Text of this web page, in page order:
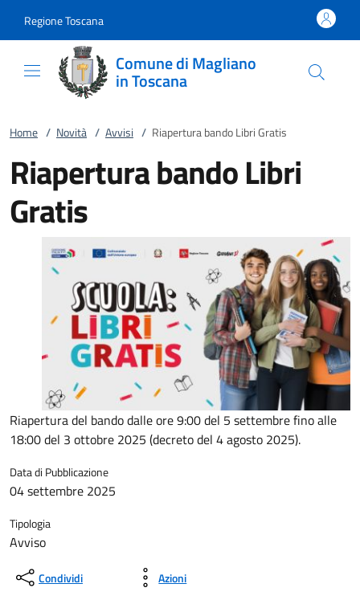
Regione Toscana
Comune di Magliano
in Toscana
Home / Novità / Avvisi / Riapertura bando Libri Gratis
Riapertura bando Libri
Gratis
Riapertura del bando dalle ore 9:00 del 5 settembre fino alle
18:00 del 3 ottobre 2025 (decreto del 4 agosto 2025).
Data di Pubblicazione
04 settembre 2025
Tipologia
Avviso
Condividi Azioni